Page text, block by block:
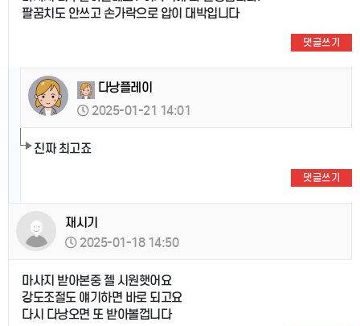
팔꿈치도 안쓰고 손가락으로 압이 대박입니다
댓글쓰기
다낭플레이
2025-01-21 14:01
진짜 최고죠
댓글쓰기
재시기
2025-01-18 14:50
마사지 받아본중 젤 시원햇어요
강도조절도 얘기하면 바로 되고요
다시 다낭오면 또 받아볼껍니다